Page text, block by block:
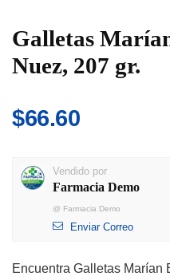
Galletas
Nuez, 207 gr.
$66.60
Vendido por
Farmacia Demo
@ Farmacia Demo
Enviar Correo
Encuentra Galletas Marían